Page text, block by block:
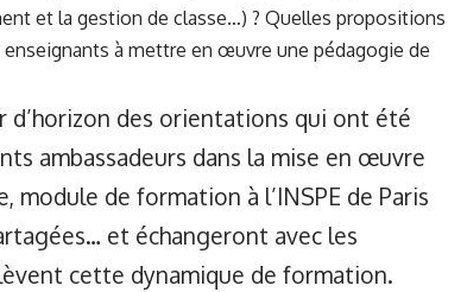
et la gestion de classe…) ? Quelles propositions
à mettre en œuvre une pédagogie de
des orientations qui ont été
ambassadeurs dans la mise en œuvre
module de formation à l’INSPE de Paris
et échangeront avec les
cette dynamique de formation.